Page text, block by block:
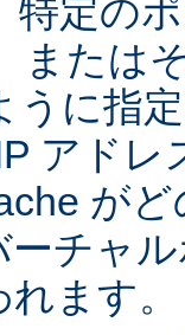
特定の
または
うに指
アド
が
チャ
ます。